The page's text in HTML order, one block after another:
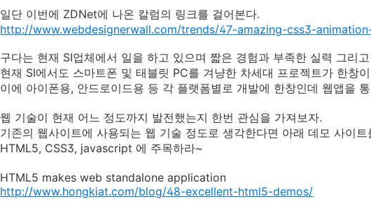
일단 이번에 ZDNet에 나온 칼럼의 링크를 걸어본다.
http://www.webdesignerwall.com/trends/47-amazing-css3-
구다는 현재 SI업체에서 일을 하고 있으며 짧은 경험과 부족한 실력 그리
현재 SI에서도 스마트폰 및 태블릿 PC를 겨냥한 차세대 프로젝트가 한창
이에 아이폰용, 안드로이드용 등 각 플랫폼별로 개발에 한창인데 웹앱을
웹 기술이 현재 어느 정도까지 발전했는지 한번 관심을 가져보자.
기존의 웹사이트에 사용되는 웹 기술 정도로 생각한다면 아래 데모 사이트
HTML5, CSS3, javascript 에 주목하라~
HTML5 makes web standalone application
http://www.hongkiat.com/blog/48-excellent-html5-demos/